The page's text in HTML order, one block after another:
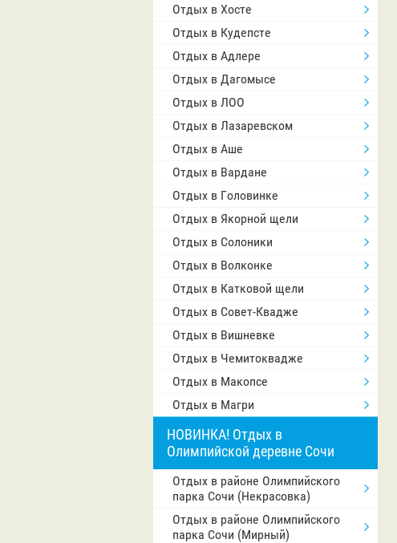
Отдых в Хосте
Отдых в Кудепсте
Отдых в Адлере
Отдых в Дагомысе
Отдых в ЛОО
Отдых в Лазаревском
Отдых в Аше
Отдых в Вардане
Отдых в Головинке
Отдых в Якорной щели
Отдых в Солоники
Отдых в Волконке
Отдых в Катковой щели
Отдых в Совет-Квадже
Отдых в Вишневке
Отдых в Чемитоквадже
Отдых в Макопсе
Отдых в Магри
НОВИНКА! Отдых в
Олимпийской деревне Сочи
Отдых в районе Олимпийского
парка Сочи (Некрасовка)
Отдых в районе Олимпийского
парка Сочи (Мирный)